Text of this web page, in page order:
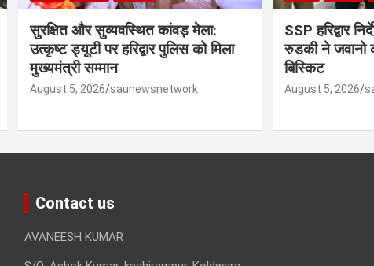
सुरक्षित और सुव्यवस्थित कांवड़ मेला:
उत्कृष्ट ड्यूटी पर हरिद्वार पुलिस को मिला
मुख्यमंत्री सम्मान
August 5, 2026 saunewsnetwork
SSP हरिद्वार
रुडकी ने जवानो
बिस्किट
August 5, 2026
Contact us
AVANEESH KUMAR